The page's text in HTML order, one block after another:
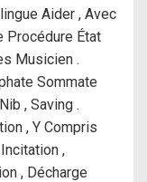
Aider , Avec
Procédure État
Musicien .
Sommate
, Saving .
, Y Compris
,
, Décharge